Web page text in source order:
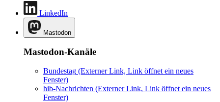
LinkedIn
Mastodon
Mastodon-Kanäle
Bundestag (Externer Link, Link öffnet ein neues
Fenster)
hib-Nachrichten (Externer Link, Link öffnet ein neues
Fenster)